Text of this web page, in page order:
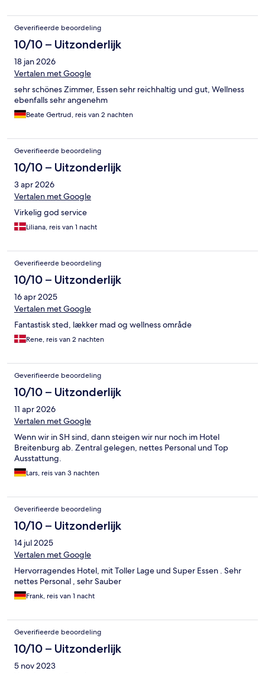
Geverifieerde beoordeling
10/10 – Uitzonderlijk
18 jan 2026
Vertalen met Google
sehr schönes Zimmer, Essen sehr reichhaltig und gut, Wellness
ebenfalls sehr angenehm
Beate Gertrud, reis van 2 nachten
Geverifieerde beoordeling
10/10 – Uitzonderlijk
3 apr 2026
Vertalen met Google
Virkelig god service
Liliana, reis van 1 nacht
Geverifieerde beoordeling
10/10 – Uitzonderlijk
16 apr 2025
Vertalen met Google
Fantastisk sted, lækker mad og wellness område
Rene, reis van 2 nachten
Geverifieerde beoordeling
10/10 – Uitzonderlijk
11 apr 2026
Vertalen met Google
Wenn wir in SH sind, dann steigen wir nur noch im Hotel
Breitenburg ab. Zentral gelegen, nettes Personal und Top
Ausstattung.
Lars, reis van 3 nachten
Geverifieerde beoordeling
10/10 – Uitzonderlijk
14 jul 2025
Vertalen met Google
Hervorragendes Hotel, mit Toller Lage und Super Essen . Sehr
nettes Personal , sehr Sauber
Frank, reis van 1 nacht
Geverifieerde beoordeling
10/10 – Uitzonderlijk
5 nov 2023